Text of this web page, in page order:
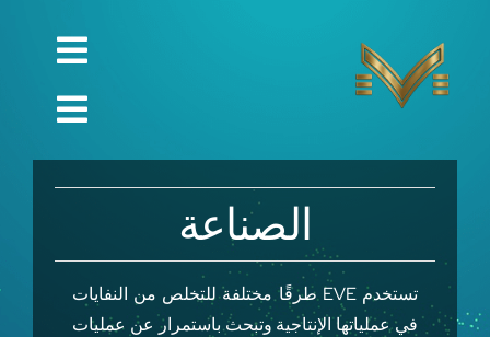
content
Русский
Español
中文 (中国)
الصفحة الرئيسية
الشركة
الجودة
قطع الغيار
الصناعة
تستخدم EVE طرقًا مختلفة للتخلص من النفايات
في عملياتها الإنتاجية وتبحث باستمرار عن عمليات